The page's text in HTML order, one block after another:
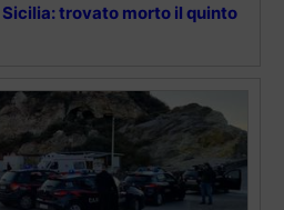
trovato morto il quinto